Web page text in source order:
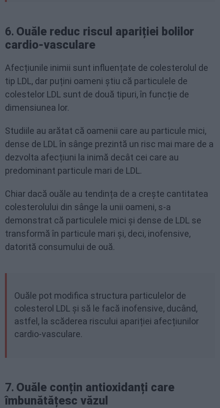
6. Ouăle reduc riscul apariției bolilor
cardio-vasculare
Afecțiunile inimii sunt influențate de colesterolul de
tip LDL, dar puțini oameni știu că particulele de
colestelor LDL sunt de două tipuri, în funcție de
dimensiunea lor.
Studiile au arătat că oamenii care au particule mici,
dense de LDL în sânge prezintă un risc mai mare de a
dezvolta afecțiuni la inimă decât cei care au
predominant particule mari de LDL.
Chiar dacă ouăle au tendința de a crește cantitatea
colesterolului din sânge la unii oameni, s-a
demonstrat că particulele mici și dense de LDL se
transformă în particule mari și, deci, inofensive,
datorită consumului de ouă.
Ouăle pot modifica structura particulelor de
colesterol LDL și să le facă inofensive, ducând,
astfel, la scăderea riscului apariției afecțiunilor
cardio-vasculare.
7. Ouăle conțin antioxidanți care
îmbunătățesc văzul